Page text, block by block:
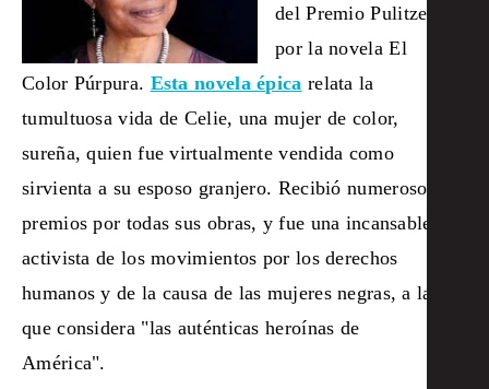
del Premio Pulitzer
por la novela El
Color Púrpura. Esta novela épica relata la
tumultuosa vida de Celie, una mujer de color,
sureña, quien fue virtualmente vendida como
sirvienta a su esposo granjero. Recibió numerosos
premios por todas sus obras, y fue una incansable
activista de los movimientos por los derechos
humanos y de la causa de las mujeres negras, a las
que considera "las auténticas heroínas de
América".